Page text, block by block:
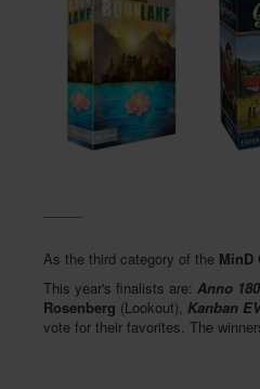
As the third category of the MinD
This year's finalists are: Anno
Rosenberg (Lookout), Kanban
vote for their favorites. The